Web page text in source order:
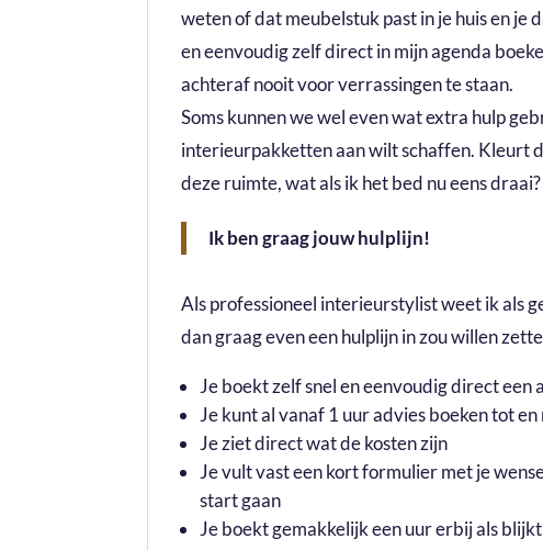
weten of dat meubelstuk past in je huis en je
en eenvoudig zelf direct in mijn agenda
achteraf nooit voor verrassingen te staan.
Soms kunnen we wel even wat extra hulp
interieurpakketten aan wilt schaffen. Kleurt
deze ruimte, wat als ik het bed nu eens
Ik ben graag jouw hulplijn!
Als professioneel interieurstylist weet ik als
dan graag even een hulplijn in zou willen
Je boekt zelf snel en eenvoudig direct een
Je kunt al vanaf 1 uur advies boeken tot
Je ziet direct wat de kosten zijn
Je vult vast een kort formulier met je
start gaan
Je boekt gemakkelijk een uur erbij als